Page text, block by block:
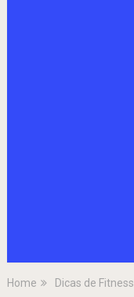
Home Dicas de Fitness